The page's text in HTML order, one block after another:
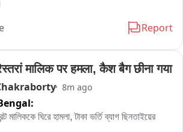
Report
मालिक पर हमला, कैश बैग छीना गया
8m ago
মালিককে ঘিরে হামলা, টাকা ভর্তি ব্যাগ ছিনতাইয়ের